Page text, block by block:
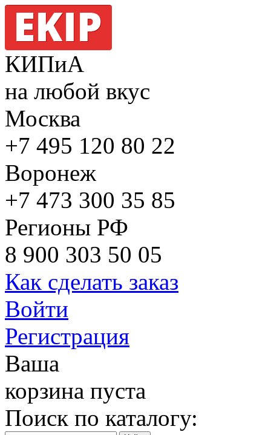
КИПиА
на любой вкус
Москва
+7 495 120 80 22
Воронеж
+7 473 300 35 85
Регионы РФ
8 900 303 50 05
Как сделать заказ
Войти
Регистрация
Ваша
корзина пуста
Поиск по каталогу: